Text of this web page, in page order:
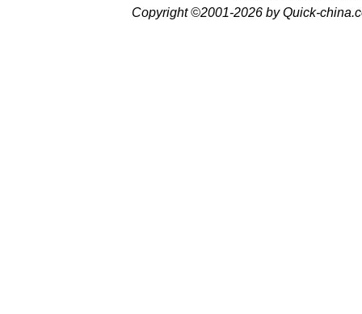
Copyright ©2001-2026 by Quick-